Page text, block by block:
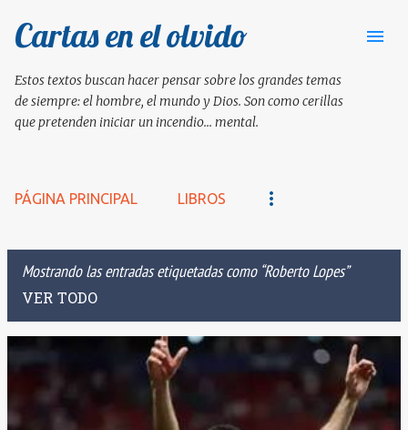
Ir al contenido principal
Cartas en el olvido
Estos textos buscan hacer pensar sobre los grandes temas
de siempre: el hombre, el mundo y Dios. Son como cerillas
que pretenden iniciar un incendio... mental.
PÁGINA PRINCIPAL LIBROS
Mostrando las entradas etiquetadas como Roberto Lopes
VER TODO